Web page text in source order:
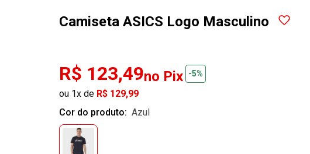
Camiseta ASICS Logo Masculino
R$ 123,49no Pix -5%
ou 1x de R$ 129,99
Cor do produto:
azul